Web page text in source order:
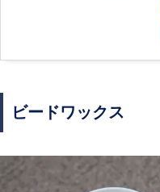
ビードワックス